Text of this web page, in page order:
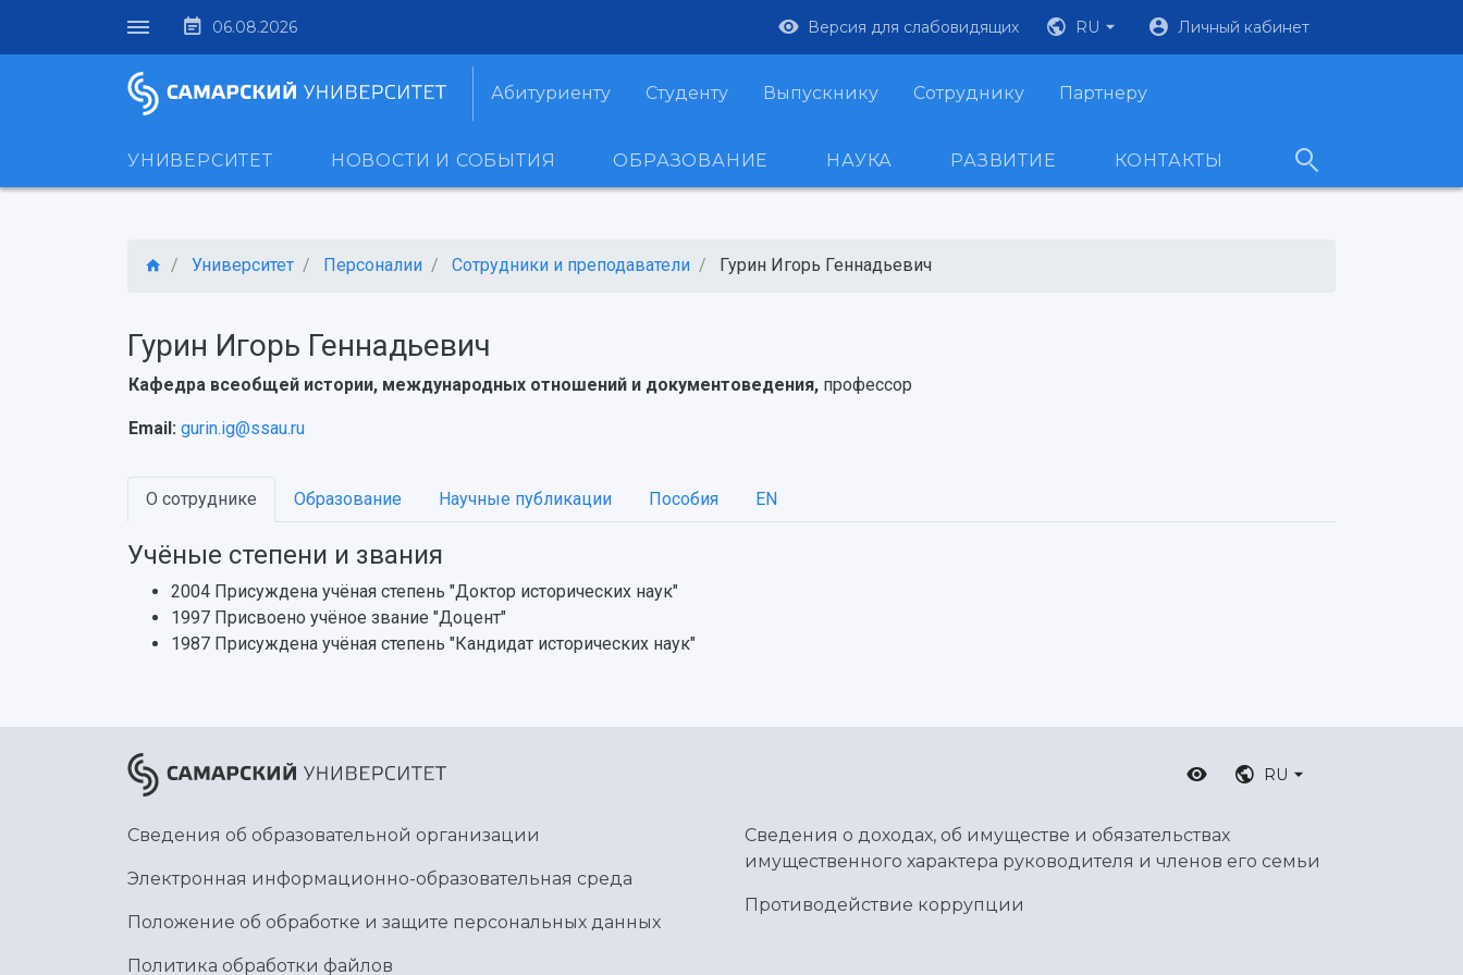
06.08.2026 Версия для слабовидящих RU Личный кабинет
Абитуриенту Студенту Выпускнику Сотруднику Партнеру
УНИВЕРСИТЕТ НОВОСТИ И СОБЫТИЯ ОБРАЗОВАНИЕ НАУКА РАЗВИТИЕ КОНТАКТЫ
Университет Персоналии Сотрудники и преподаватели Гурин Игорь Геннадьевич
Гурин Игорь Геннадьевич
Кафедра всеобщей истории, международных отношений и документоведения, профессор
Email: gurin.ig@ssau.ru
О сотруднике Образование Научные публикации Пособия EN
Учёные степени и звания
2004 Присуждена учёная степень "Доктор исторических наук"
1997 Присвоено учёное звание "Доцент"
1987 Присуждена учёная степень "Кандидат исторических наук"
RU
Сведения об образовательной организации
Электронная информационно-образовательная среда
Положение об обработке и защите персональных данных
Политика обработки файлов
Сведения о доходах, об имуществе и обязательствах
имущественного характера руководителя и членов его семьи
Противодействие коррупции